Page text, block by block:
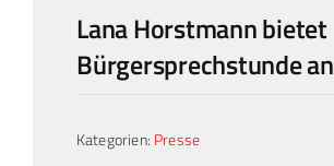
Lana Horstmann bietet
Bürgersprechstunde an
Kategorien: Presse